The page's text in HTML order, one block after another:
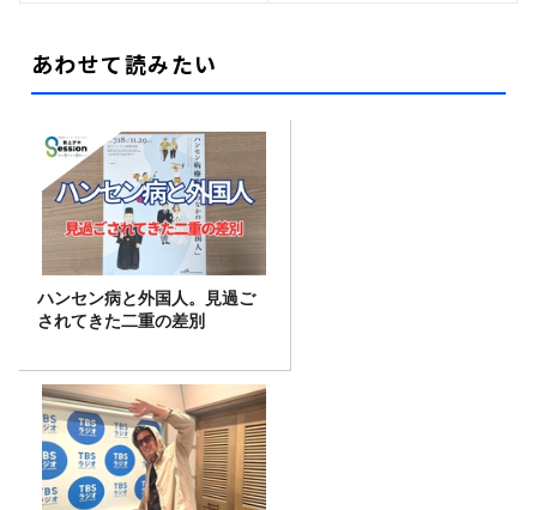
あわせて読みたい
ハンセン病と外国人。見過ご
されてきた二重の差別